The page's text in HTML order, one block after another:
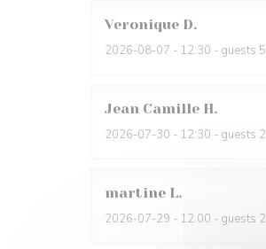
Veronique D
2026-08-07 - 12:30 - guests 5
Jean Camille H
2026-07-30 - 12:30 - guests 2
martine L
2026-07-29 - 12:00 - guests 2